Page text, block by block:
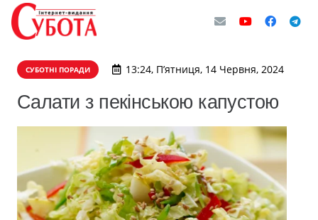
СУБОТНІ ПОРАДИ 13:24, П’ятниця, 14 Червня, 2024
Салати з пекінською капустою